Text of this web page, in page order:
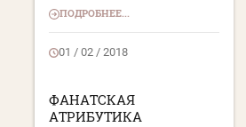
ПОДРОБНЕЕ...
01 / 02 / 2018
ФАНАТСКАЯ
АТРИБУТИКА